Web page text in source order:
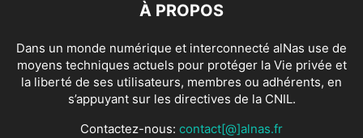
À PROPOS
Dans un monde numérique et interconnecté alNas use de
moyens techniques actuels pour protéger la Vie privée et
la liberté de ses utilisateurs, membres ou adhérents, en
s’appuyant sur les directives de la CNIL.
Contactez-nous: contact[@]alnas.fr